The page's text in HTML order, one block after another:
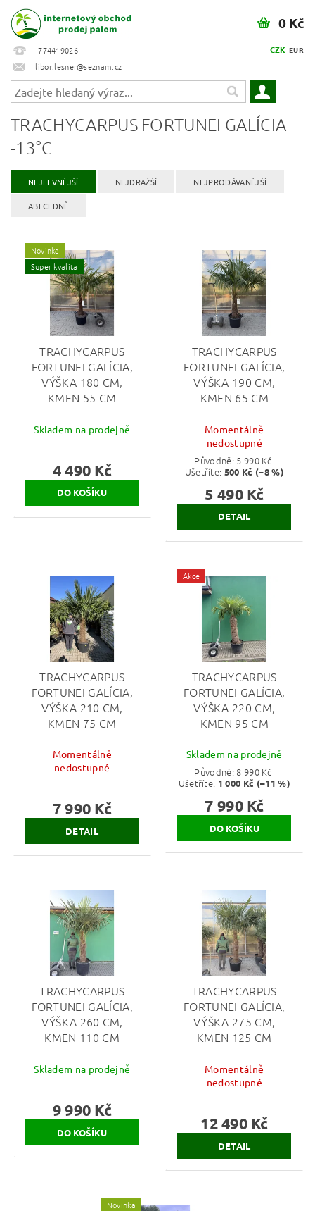
774419026
libor.lesner@seznam.cz
CZK EUR
0 Kč
TRACHYCARPUS FORTUNEI GALÍCIA
-13°C
NEJLEVNĚJŠÍ NEJDRAŽŠÍ NEJPRODÁVANĚJŠÍ
ABECEDNĚ
Novinka
Super kvalita
TRACHYCARPUS
FORTUNEI GALÍCIA,
VÝŠKA 180 CM,
KMEN 55 CM
Skladem na prodejně
4 490 Kč
TRACHYCARPUS
FORTUNEI GALÍCIA,
VÝŠKA 190 CM,
KMEN 65 CM
Momentálně
nedostupné
Původně: 5 990 Kč
Ušetříte: 500 Kč (–8 %)
5 490 Kč
DETAIL
TRACHYCARPUS
FORTUNEI GALÍCIA,
VÝŠKA 210 CM,
KMEN 75 CM
Momentálně
nedostupné
7 990 Kč
DETAIL
Akce
TRACHYCARPUS
FORTUNEI GALÍCIA,
VÝŠKA 220 CM,
KMEN 95 CM
Skladem na prodejně
Původně: 8 990 Kč
Ušetříte: 1 000 Kč (–11 %)
7 990 Kč
TRACHYCARPUS
FORTUNEI GALÍCIA,
VÝŠKA 260 CM,
KMEN 110 CM
Skladem na prodejně
9 990 Kč
TRACHYCARPUS
FORTUNEI GALÍCIA,
VÝŠKA 275 CM,
KMEN 125 CM
Momentálně
nedostupné
12 490 Kč
DETAIL
Novinka